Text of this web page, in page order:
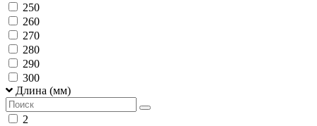
250
260
270
280
290
300
Длина (мм)
2